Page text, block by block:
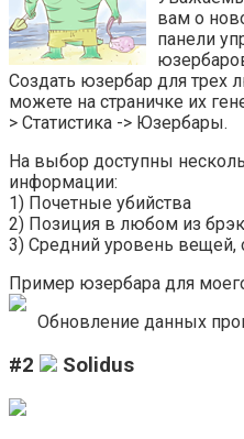
вам о
панели
Создать юзербар для
можете на страничке их
> Статистика -> Юзербары.
На выбор доступны
информации:
1) Почетные убийства
2) Позиция в любом из
3) Средний уровень вещей,
Пример юзербара для
Обновление данных
#2 Solidus